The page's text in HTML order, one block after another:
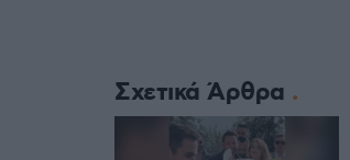
Σχετικά Άρθρα